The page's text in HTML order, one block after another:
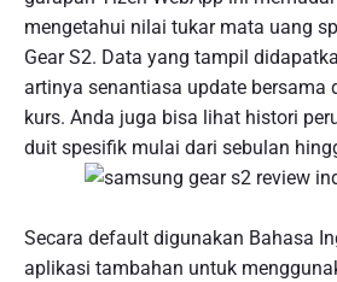
mengetahui nilai tukar mata uang
Gear S2. Data yang tampil
artinya senantiasa update bersama
kurs. Anda juga bisa lihat histori
duit spesifik mulai dari sebulan
Secara default digunakan Bahasa
aplikasi tambahan untuk